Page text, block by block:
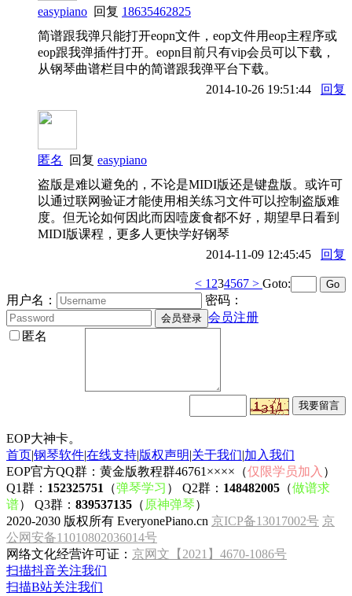
easypiano 回复 18635462825
简谱跟我弹只能打开eopn文件，eop文件用eop主程序或
eop跟我弹插件打开。eopn目前只有vip会员可以下载，
从钢琴曲谱栏目中的简谱跟我弹平台下载。
2014-10-26 19:51:44
回复
匿名 回复 easypiano
盗版是难以避免的，不论是MIDI版还是键盘版。或许可
以通过联网验证才能使用相关练习文件可以控制盗版难
度。但无论如何因此而因噎废食都不好，期望早日看到
MIDI版课程，更多人更快学好钢琴
2014-11-09 12:45:45
回复
< 1 234567 > Goto:
用户名：
密码：
会员注册
匿名
EOP大神卡。
首页|钢琴软件|在线支持|版权声明|关于我们|加入我们
EOP官方QQ群：黄金版教程群46761××××（仅限学员加入 ）
Q1群： 152325751 （弹琴学习 ） Q2群： 148482005 （做谱求
谱） Q3群： 839537135 （ 原神弹琴）
2020-2030 版权所有 EveryonePiano.cn 京ICP备13017002号 京
公网安备11010802036014号
网络文化经营许可证： 京网文【2021】4670-1086号
扫描抖音关注我们
扫描B站关注我们